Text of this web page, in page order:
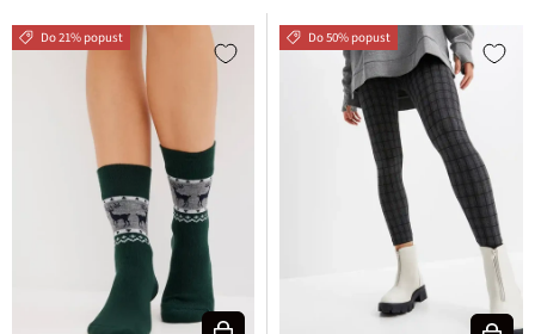
Do 21% popust
Izberi varianto
Do 50% popust
Izberi